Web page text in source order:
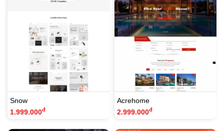
Snow
1.999.000đ
Acrehome
2.999.000đ